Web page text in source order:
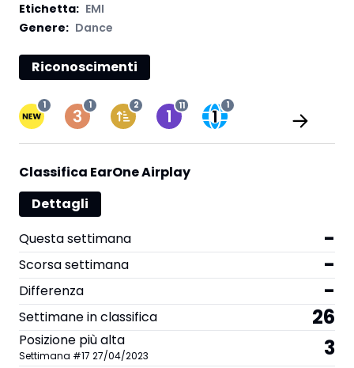
Etichetta: EMI
Genere: Dance
Riconoscimenti
1 1 2 11 1
Classifica EarOne Airplay
Dettagli
Questa settimana
-
Scorsa settimana -
Differenza -
Settimane in classifica 26
Posizione più alta
Settimana #17 27/04/2023 3